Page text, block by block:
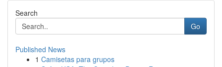
Search
Go
Published News
1 Camisetas para grupos